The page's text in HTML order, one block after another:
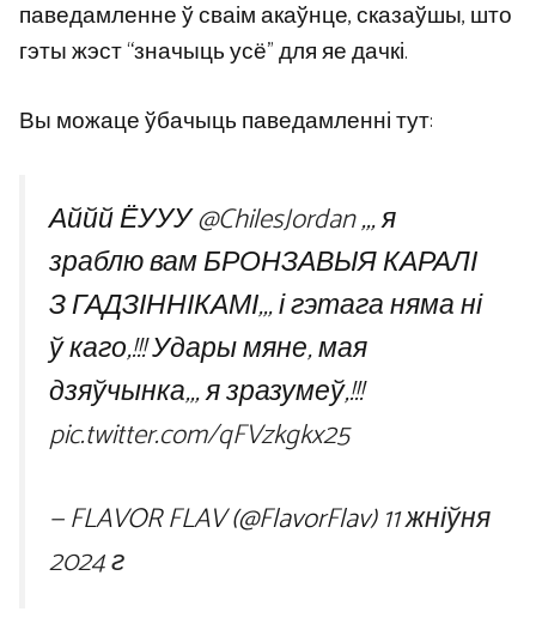
паведамленне ў сваім акаўнце, сказаўшы, што
гэты жэст “значыць усё” для яе дачкі.
Вы можаце ўбачыць паведамленні тут:
Аййй ЁУУУ@ChilesJordan,,, я
зраблю вам БРОНЗАВЫЯ КАРАЛІ
З ГАДЗІННІКАМІ,,, і гэтага няма ні
ў каго,!!! Удары мяне, мая
дзяўчынка,,, я зразумеў,!!!
pic.twitter.com/qFVzkgkx25
— FLAVOR FLAV (@FlavorFlav)11 жніўня
2024 г